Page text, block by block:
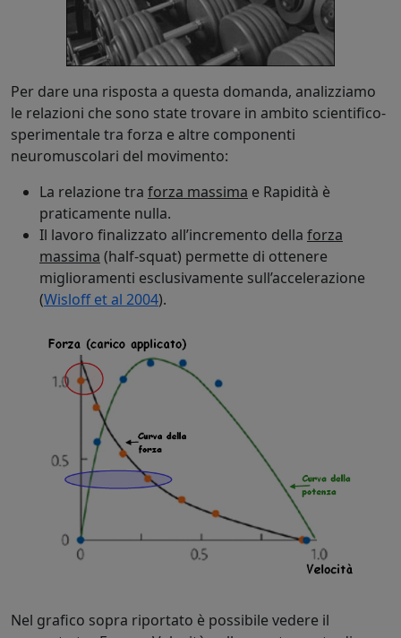
Per dare una risposta a questa domanda, analizziamo
le relazioni che sono state trovare in ambito scientifico-
sperimentale tra forza e altre componenti
neuromuscolari del movimento:
La relazione tra forza massima e Rapidità è
praticamente nulla.
Il lavoro finalizzato all’incremento della forza
massima (half-squat) permette di ottenere
miglioramenti esclusivamente sull’accelerazione
(Wisloff et al 2004).
Nel grafico sopra riportato è possibile vedere il